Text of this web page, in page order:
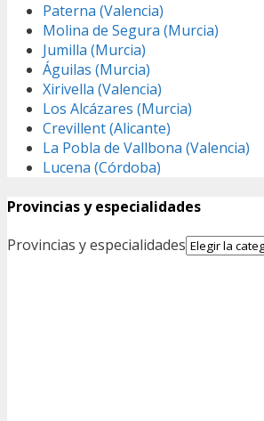
Paterna (Valencia)
Molina de Segura (Murcia)
Jumilla (Murcia)
Águilas (Murcia)
Xirivella (Valencia)
Los Alcázares (Murcia)
Crevillent (Alicante)
La Pobla de Vallbona (Valencia)
Lucena (Córdoba)
Provincias y especialidades
Provincias y especialidades